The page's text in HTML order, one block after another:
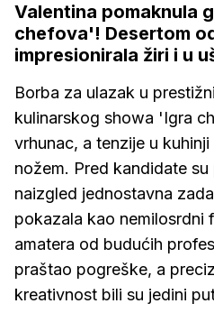
Valentina pomaknula
chefova'! Desertom
impresionirala žiri i u
Borba za ulazak u
kulinarskog showa 'Igra
vrhunac, a tenzije u
nožem. Pred kandidate
naizgled jednostavna
pokazala kao nemilosrdni
amatera od budućih
praštao pogreške, a
kreativnost bili su jedini